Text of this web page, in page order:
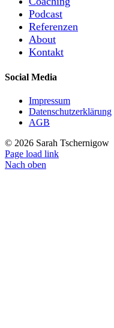
Podcast
Referenzen
About
Kontakt
Social Media
Impressum
Datenschutzerklärung
AGB
© 2026 Sarah Tschernigow
Page load link
Nach oben